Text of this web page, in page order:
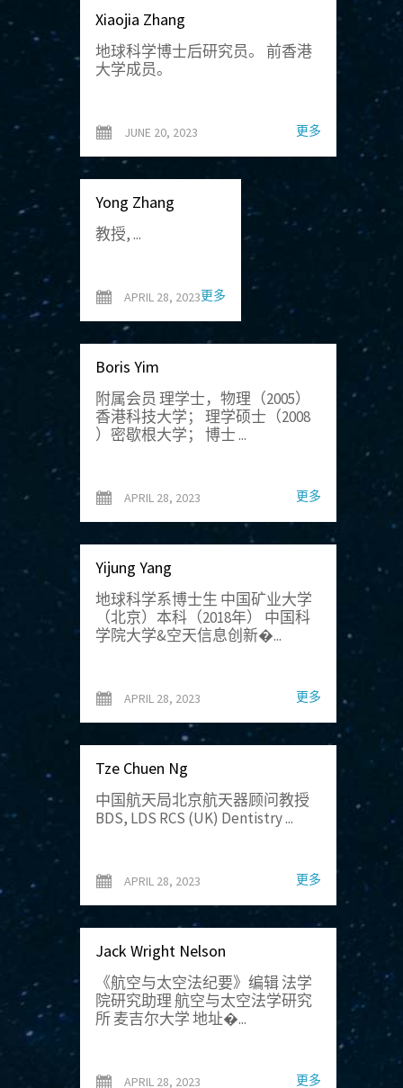
Xiaojia Zhang
地球科学博士后研究员。 前香港
大学成员。
JUNE 20, 2023 更多
Yong Zhang
教授, ...
APRIL 28, 2023更多
Boris Yim
附属会员 理学士，物理（2005）
香港科技大学； 理学硕士（2008
）密歇根大学； 博士 ...
APRIL 28, 2023 更多
Yijung Yang
地球科学系博士生 中国矿业大学
（北京）本科（2018年） 中国科
学院大学&空天信息创新�...
APRIL 28, 2023 更多
Tze Chuen Ng
中国航天局北京航天器顾问教授
BDS, LDS RCS (UK) Dentistry ...
APRIL 28, 2023 更多
Jack Wright Nelson
《航空与太空法纪要》编辑 法学
院研究助理 航空与太空法学研究
所 麦吉尔大学 地址�...
APRIL 28, 2023 更多